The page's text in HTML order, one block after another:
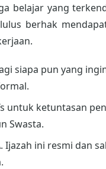
belajar yang
berhak
siapa pun yang
untuk ketuntasan
Swasta.
Ijazah ini resmi dan